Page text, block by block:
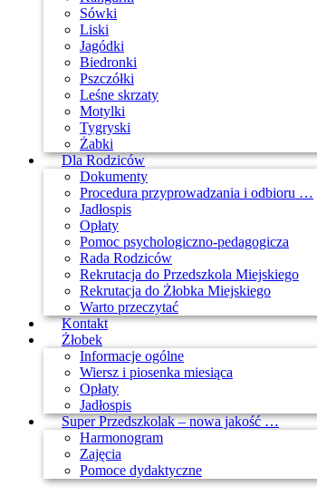
Sówki
Liski
Jagódki
Biedronki
Pszczółki
Leśne skrzaty
Motylki
Tygryski
Żabki
Dla Rodziców
Dokumenty
Procedura przyprowadzania i odbioru …
Jadłospis
Opłaty
Pomoc psychologiczno-pedagogicza
Rada Rodziców
Rekrutacja do Przedszkola Miejskiego
Rekrutacja do Żłobka Miejskiego
Warto przeczytać
Kontakt
Żłobek
Informacje ogólne
Wiersz i piosenka miesiąca
Opłaty
Jadłospis
Super Przedszkolak – nowa jakość …
Harmonogram
Zajęcia
Pomoce dydaktyczne